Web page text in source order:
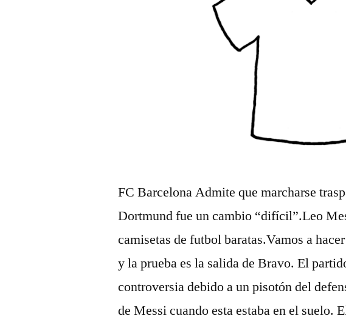
FC Barcelona Admite que marcharse
Dortmund fue un cambio “difícil”.Leo
camisetas de futbol baratas.Vamos a
y la prueba es la salida de Bravo. El
controversia debido a un pisotón del
de Messi cuando esta estaba en el suelo.